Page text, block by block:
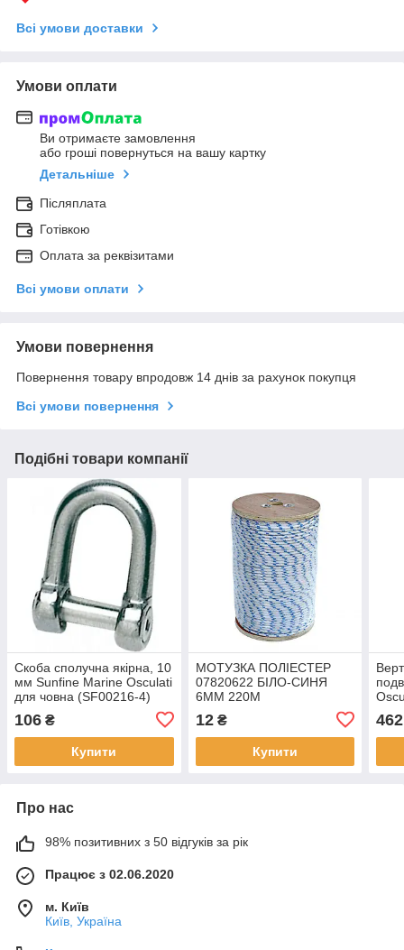
Всі умови доставки
Умови оплати
Ви отримаєте замовлення
або гроші повернуться на вашу картку
Детальніше
Післяплата
Готівкою
Оплата за реквізитами
Всі умови оплати
Умови повернення
Повернення товару впродовж 14 днів за рахунок покупця
Всі умови повернення
Подібні товари компанії
Скоба сполучна якірна, 10
мм Sunfine Marine Osculati
для човна (SF00216-4)
106 ₴
Купити
МОТУЗКА ПОЛІЕСТЕР
07820622 БІЛО-СИНЯ
6ММ 220М
12₴
Купити
462
Про нас
98% позитивних з 50 відгуків за рік
Працює з 02.06.2020
м. Київ
Київ, Україна